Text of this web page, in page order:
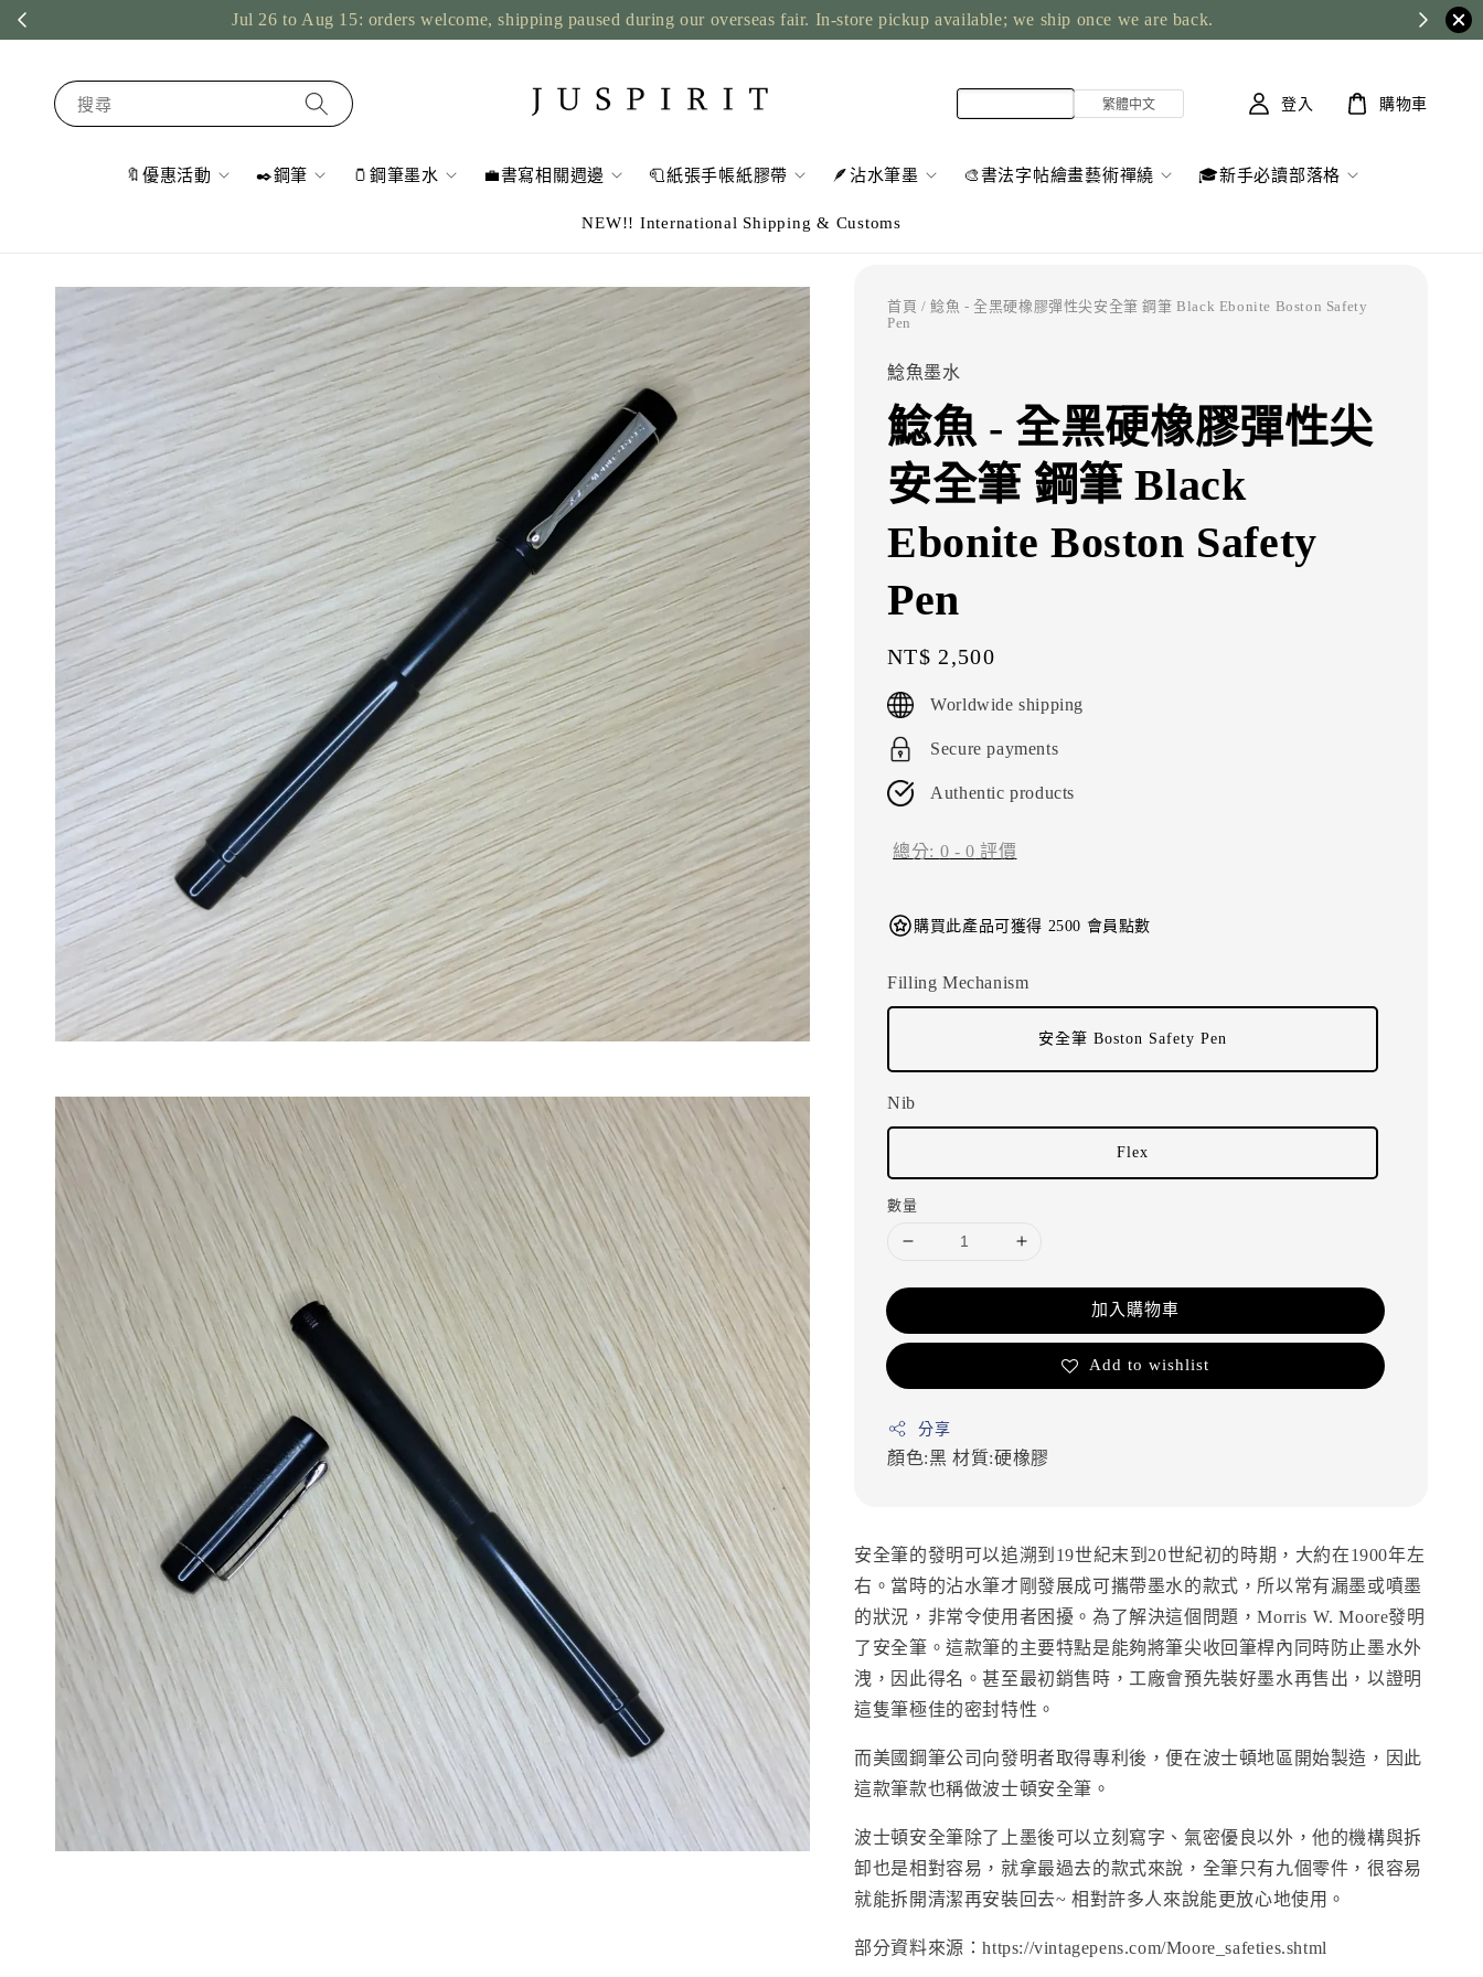
Jul 26 to Aug 15: orders welcome, shipping paused during our overseas fair. In-store pickup available; we ship once we are back.
搜尋
🔖優惠活動 ✒️鋼筆 🫙鋼筆墨水 💼書寫相關週邊 🧻紙張手帳紙膠帶 🪶沾水筆墨 🎨書法字帖繪畫藝術禪繞 🎓新手必讀部落格
NEW!! International Shipping & Customs
登入 購物車
首頁 / 鯰魚 - 全黑硬橡膠彈性尖安全筆 鋼筆 Black Ebonite Boston Safety
Pen
鯰魚墨水
鯰魚 - 全黑硬橡膠彈性尖
安全筆 鋼筆 Black
Ebonite Boston Safety
Pen
Regular
price
NT$ 2,500
Worldwide shipping
Secure payments
Authentic products
總分: 0 -0 評價
購買此產品可獲得 2500 會員點數
Filling Mechanism
安全筆 Boston Safety Pen
Nib
Flex
數量
加入購物車
Add to wishlist
分享
顏色:黑材質:硬橡膠
安全筆的發明可以追溯到19世紀末到20世紀初的時期，大約在1900年左
右。當時的沾水筆才剛發展成可攜帶墨水的款式，所以常有漏墨或噴墨
的狀況，非常令使用者困擾。為了解決這個問題，Morris W. Moore發明
了安全筆。這款筆的主要特點是能夠將筆尖收回筆桿內同時防止墨水外
洩，因此得名。甚至最初銷售時，工廠會預先裝好墨水再售出，以證明
這隻筆極佳的密封特性。
而美國鋼筆公司向發明者取得專利後，便在波士頓地區開始製造，因此
這款筆款也稱做波士頓安全筆。
波士頓安全筆除了上墨後可以立刻寫字、氣密優良以外，他的機構與拆
卸也是相對容易，就拿最過去的款式來說，全筆只有九個零件，很容易
就能拆開清潔再安裝回去~ 相對許多人來說能更放心地使用。
部分資料來源：https://vintagepens.com/Moore_safeties.shtml